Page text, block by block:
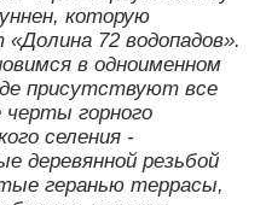
которую
72 водопадов».
в одноименном
присутствуют все
горного
селения -
деревянной резьбой
геранью террасы,